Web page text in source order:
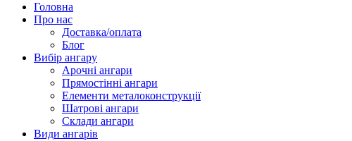
Головна
Про нас
Доставка/оплата
Блог
Вибір ангару
Арочні ангари
Прямостінні ангари
Елементи металоконструкції
Шатрові ангари
Склади ангари
Види ангарів